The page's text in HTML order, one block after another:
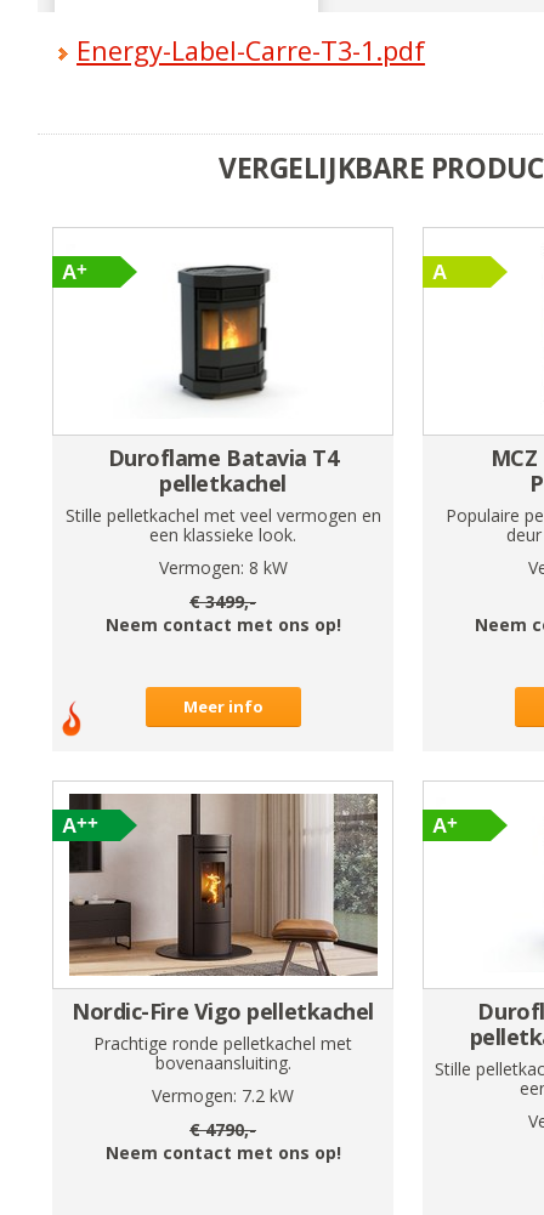
Energy-Label-Carre-T3-1.pdf
VERGELIJKBARE
Duroflame Batavia T4
pelletkachel
Stille pelletkachel met veel vermogen en
een klassieke look.
Vermogen: 8 kW
€3499,-
Neem contact met ons op!
Meer info
Populaire
Neem
Nordic-Fire Vigo pelletkachel
Prachtige ronde pelletkachel met
bovenaansluiting.
Vermogen: 7.2 kW
€4790,-
Neem contact met ons op!
Stille